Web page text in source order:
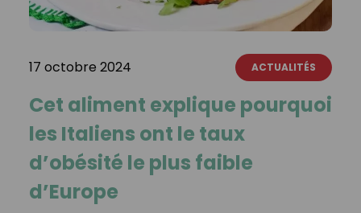
17 octobre 2024 ACTUALITÉS
Cet aliment explique pourquoi
les Italiens ont le taux
d’obésité le plus faible
d’Europe